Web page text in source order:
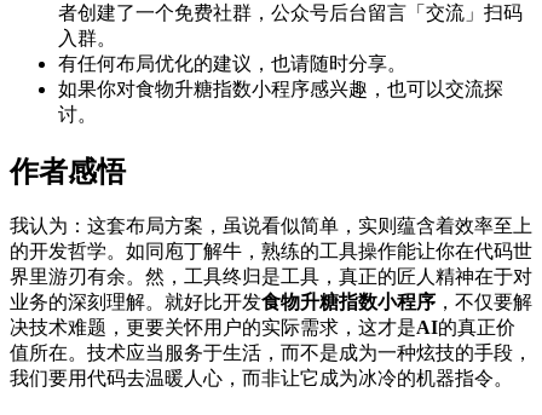
者创建了一个免费社群，公众号后台留言「交流」扫码
入群。
有任何布局优化的建议，也请随时分享。
如果你对食物升糖指数小程序感兴趣，也可以交流探
讨。
作者感悟
我认为：这套布局方案，虽说看似简单，实则蕴含着效率至上
的开发哲学。如同庖丁解牛，熟练的工具操作能让你在代码世
界里游刃有余。然，工具终归是工具，真正的匠人精神在于对
业务的深刻理解。就好比开发食物升糖指数小程序 ，不仅要解
决技术难题，更要关怀用户的实际需求，这才是AI的真正价
值所在。技术应当服务于生活，而不是成为一种炫技的手段，
我们要用代码去温暖人心，而非让它成为冰冷的机器指令。